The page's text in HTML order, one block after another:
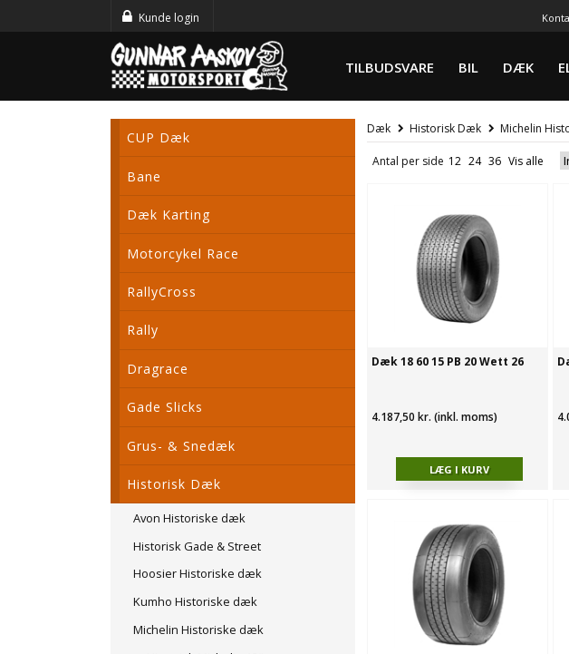
Kunde login
TILBUDSVARE BIL DÆK
CUP Dæk
Bane
Dæk Karting
Motorcykel Race
RallyCross
Rally
Dragrace
Gade Slicks
Grus- & Snedæk
Historisk Dæk
Avon Historiske dæk
Historisk Gade & Street
Hoosier Historiske dæk
Kumho Historiske dæk
Michelin Historiske dæk
Dæk Historisk Dæk Michelin
Antal per side
Dæk 18 60 15 PB 20 Wett 26
4.187,50 kr. (inkl. moms)